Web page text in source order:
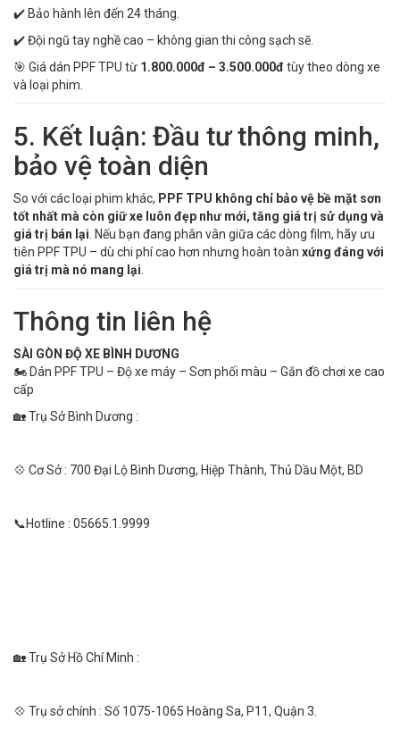
✔️ Bảo hành lên đến 24 tháng.
✔️ Đội ngũ tay nghề cao – không gian thi công sạch sẽ.
🎯 Giá dán PPF TPU từ 1.800.000đ – 3.500.000đ tùy theo dòng xe
và loại phim.
5. Kết luận: Đầu tư thông minh,
bảo vệ toàn diện
So với các loại phim khác, PPF TPU không chỉ bảo vệ bề mặt sơn
tốt nhất mà còn giữ xe luôn đẹp như mới, tăng giá trị sử dụng và
giá trị bán lại . Nếu bạn đang phân vân giữa các dòng film, hãy ưu
tiên PPF TPU – dù chi phí cao hơn nhưng hoàn toàn xứng đáng với
giá trị mà nó mang lại
Thông tin liên hệ
SÀI GÒN ĐỘ XE BÌNH DƯƠNG
🏍 Dán PPF TPU – Độ xe máy – Sơn phối màu – Gắn đồ chơi xe cao
cấp
🏡 Trụ Sở Bình Dương :
💠 Cơ Sở : 700 Đại Lộ Bình Dương, Hiệp Thành, Thủ Dầu Một, BD
📞Hotline : 05665.1.9999
🏡 Trụ Sở Hồ Chí Minh :
💠 Trụ sở chính : Số 1075-1065 Hoàng Sa, P11, Quận 3.